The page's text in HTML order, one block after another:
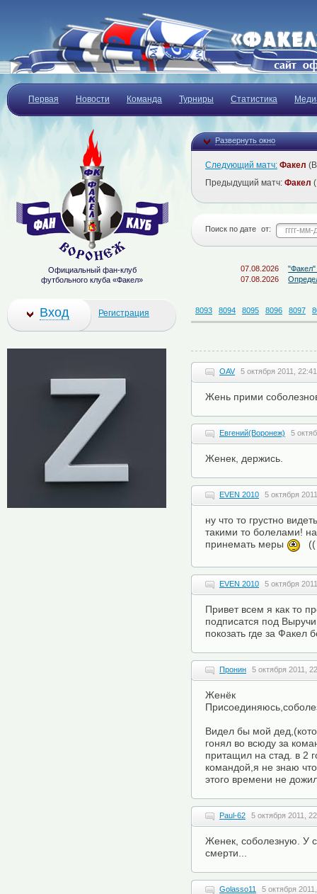
Первая Новости Команда Турниры Статистика
Развернуть окно
Следующий матч: Факел
Предыдущий матч: Факел
Поиск по дате от:
07.08.2026
"Факел" -
07.08.2026
Определён
8093 8094 8095 8096 8097
OAV 5 октября 2011, 22:41
Жень прими
Евгений(Воронеж) 5
Женек, держись.
EVEN 2010 5 октября
ну что то грустно
такими то болелами!
принемать меры
((
EVEN 2010 5 октября
Привет всем я как то
подписатся под
покозать где за Факел
Пронин 5 октября 2011,
Женёк
Видел бы мой
гонял во всюду за
притащил на стад. в 2
командой,я не знаю
этого времени не
Paul-62 5 октября 2011,
Женек, соболезную. У
смерти...
Golasso11 5 октября
Официальный фан-клуб
футбольного клуба «Факел»
Вход Регистрация